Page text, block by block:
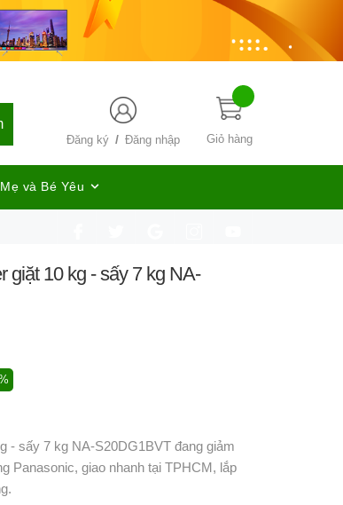
Giỏ hàng
Đăng ký / Đăng nhập
và Bé Yêu
giặt 10 kg - sấy 7 kg NA-
- sấy 7 kg NA-S20DG1BVT đang giảm
Panasonic, giao nhanh tại TPHCM, lắp